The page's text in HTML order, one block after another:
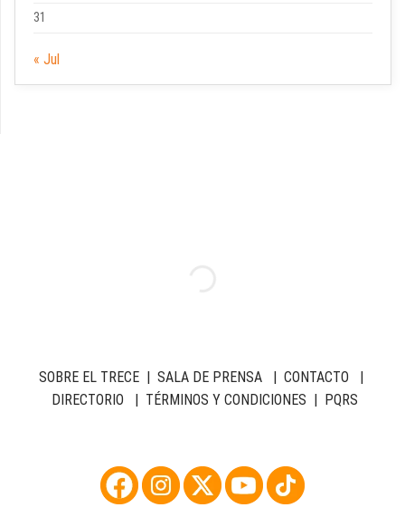
31
« Jul
SOBRE EL TRECE| SALA DE PRENSA| CONTACTO |
DIRECTORIO | TÉRMINOS Y CONDICIONES | PQRS